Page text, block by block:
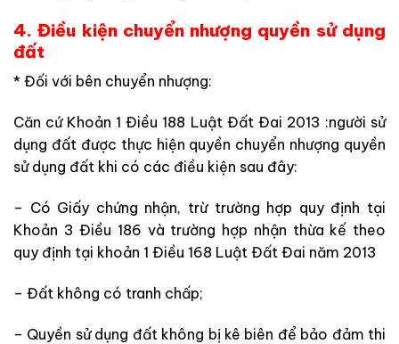
4. Điều kiện chuyển nhượng quyền sử dụng
đất
* Đối với bên chuyển nhượng:
Căn cứ Khoản 1 Điều 188 Luật Đất Đai 2013 :người sử
dụng đất được thực hiện quyền chuyển nhượng quyền
sử dụng đất khi có các điều kiện sau đây:
– Có Giấy chứng nhận, trừ trường hợp quy định tại
Khoản 3 Điều 186 và trường hợp nhận thừa kế theo
quy định tại khoản 1 Điều 168 Luật Đất Đai năm 2013
– Đất không có tranh chấp;
– Quyền sử dụng đất không bị kê biên để bảo đảm thi